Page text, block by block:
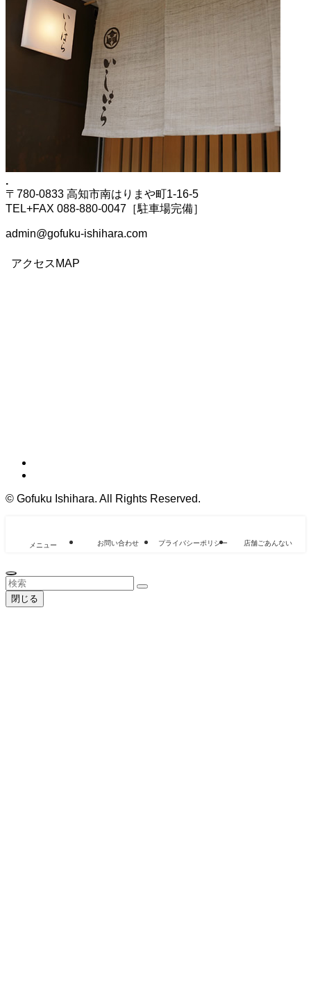
.
〒780-0833 高知市南はりまや町1-16-5
TEL+FAX 088-880-0047［駐車場完備］
admin@gofuku-ishihara.com
アクセスMAP
© Gofuku Ishihara. All Rights Reserved.
メニュー お問い合わせ プライバシーポリシー 店舗ごあんない
閉じる